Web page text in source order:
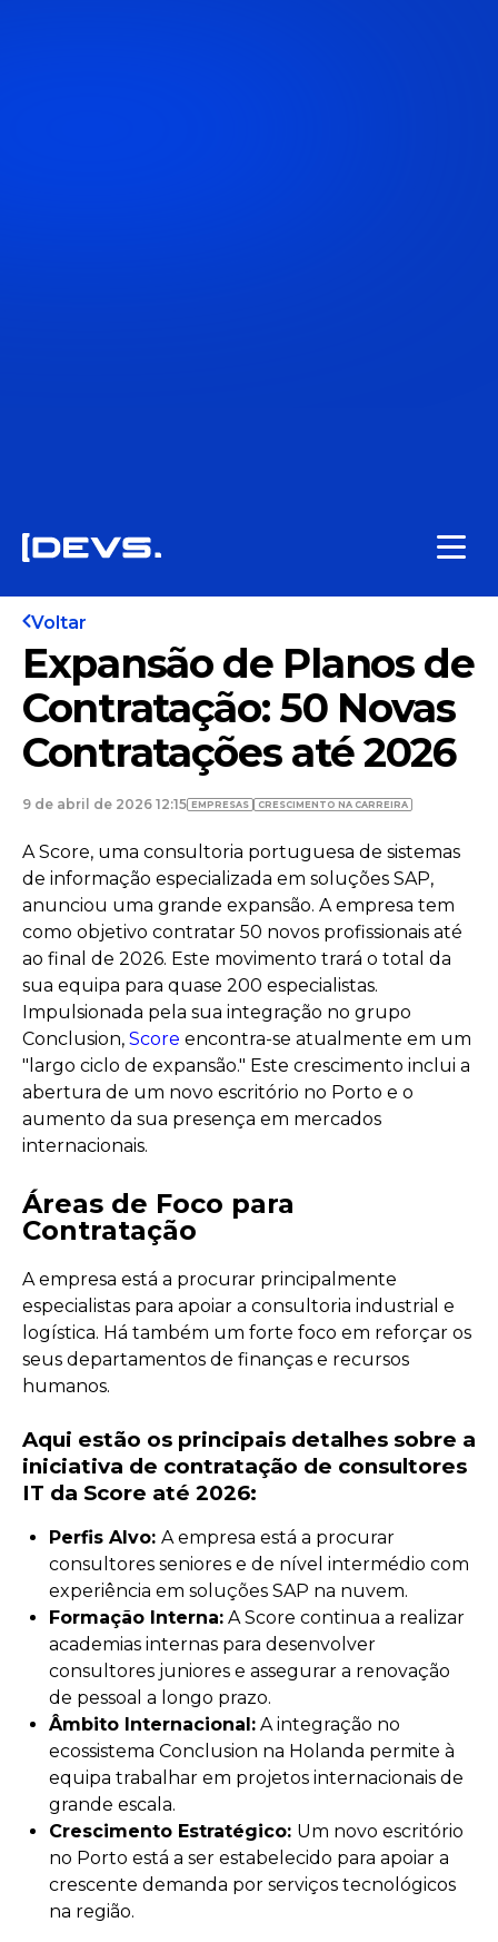
Voltar
Expansão de Planos de
Contratação: 50 Novas
Contratações até 2026
9 de abril de 2026 12:15 EMPRESAS CRESCIMENTO NA CARREIRA
A Score, uma consultoria portuguesa de sistemas
de informação especializada em soluções SAP,
anunciou uma grande expansão. A empresa tem
como objetivo contratar 50 novos profissionais até
ao final de 2026. Este movimento trará o total da
sua equipa para quase 200 especialistas.
Impulsionada pela sua integração no grupo
Conclusion, Score encontra-se atualmente em um
"largo ciclo de expansão." Este crescimento inclui a
abertura de um novo escritório no Porto e o
aumento da sua presença em mercados
internacionais.
Áreas de Foco para
Contratação
A empresa está a procurar principalmente
especialistas para apoiar a consultoria industrial e
logística. Há também um forte foco em reforçar os
seus departamentos de finanças e recursos
humanos.
Aqui estão os principais detalhes sobre a
iniciativa de contratação de consultores
IT da Score até 2026:
Perfis Alvo: A empresa está a procurar
consultores seniores e de nível intermédio com
experiência em soluções SAP na nuvem.
Formação Interna: A Score continua a realizar
academias internas para desenvolver
consultores juniores e assegurar a renovação
de pessoal a longo prazo.
Âmbito Internacional: A integração no
ecossistema Conclusion na Holanda permite à
equipa trabalhar em projetos internacionais de
grande escala.
Crescimento Estratégico: Um novo escritório
no Porto está a ser estabelecido para apoiar a
crescente demanda por serviços tecnológicos
na região.